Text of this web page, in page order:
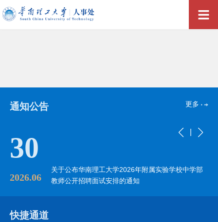
通知公告 更多
28
2026.06
关于公布华南理工大学2026年实验技术人员公开招
聘二级单位面试安排的通知
快捷通道